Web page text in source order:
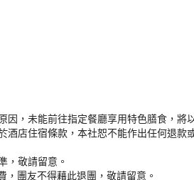
，未能前往指定餐廳享用特色膳食，將
店住宿條款，本社恕不能作出任何退款
，敬請留意。
團友不得藉此退團，敬請留意。